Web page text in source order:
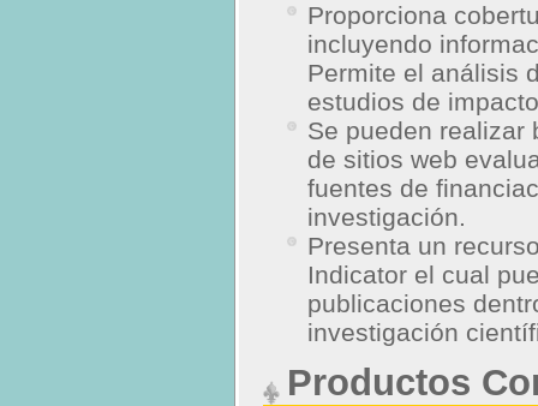
Proporciona
incluyendo
Permite el análisis
estudios de
Se pueden realizar
de sitios web
fuentes de
investigación.
Presenta un
Indicator el cual
publicaciones
investigación
Productos